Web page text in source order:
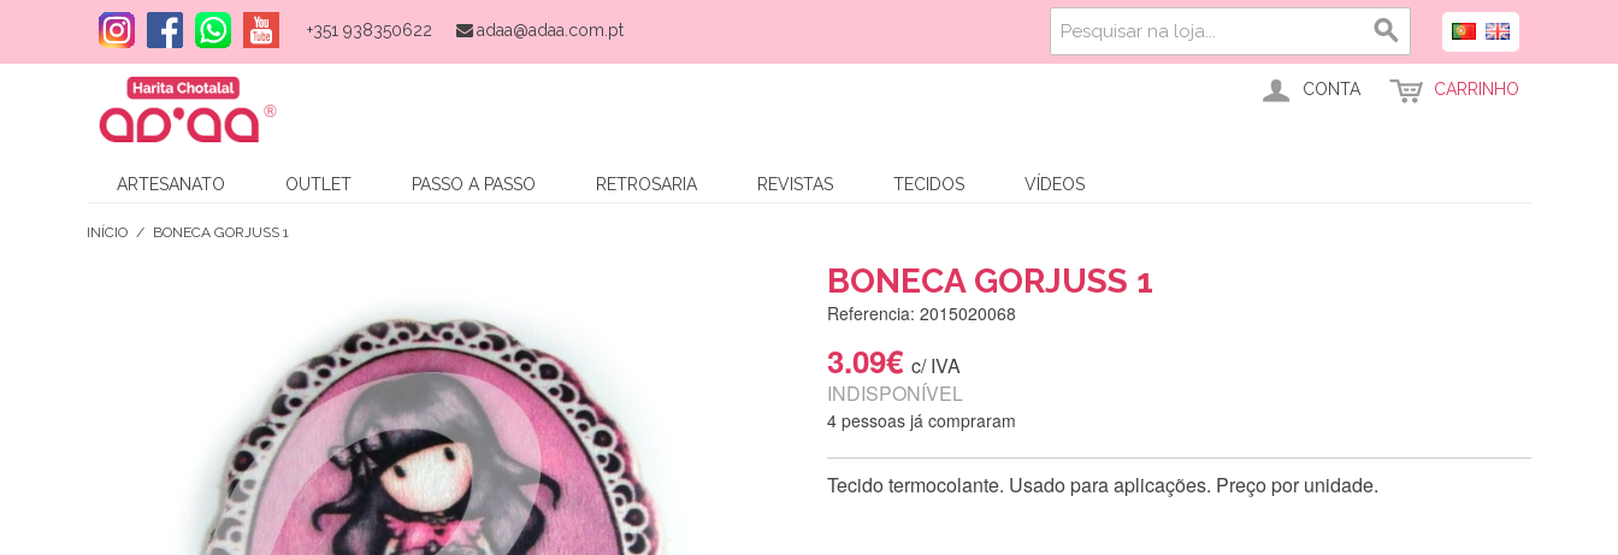
+351 938350622 adaa@adaa.com.pt
CONTA CARRINHO
ARTESANATO OUTLET PASSO A PASSO RETROSARIA REVISTAS TECIDOS VÍDEOS
INÍCIO / BONECA GORJUSS 1
BONECA GORJUSS 1
Referencia: 2015020068
3.09€ c/ IVA
INDISPONÍVEL
4 pessoas já compraram
Tecido termocolante. Usado para aplicações. Preço por unidade.